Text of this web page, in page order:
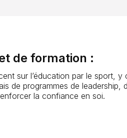
de formation :
sur l’éducation par le sport, y
de programmes de leadership,
la confiance en soi.